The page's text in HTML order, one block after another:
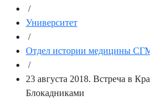
/
Университет
/
Отдел истории медицины
/
23 августа 2018. Встреча в
Блокадниками